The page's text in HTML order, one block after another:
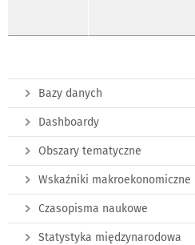
Bazy danych
Dashboardy
Obszary tematyczne
Wskaźniki makroekonomiczne
Czasopisma naukowe
Statystyka międzynarodowa